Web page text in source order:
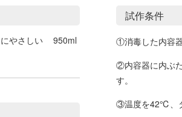
やさしい
950ml
試作条件
①消毒した内容
②内容器に内ぶ
す。
③温度を42℃、タ